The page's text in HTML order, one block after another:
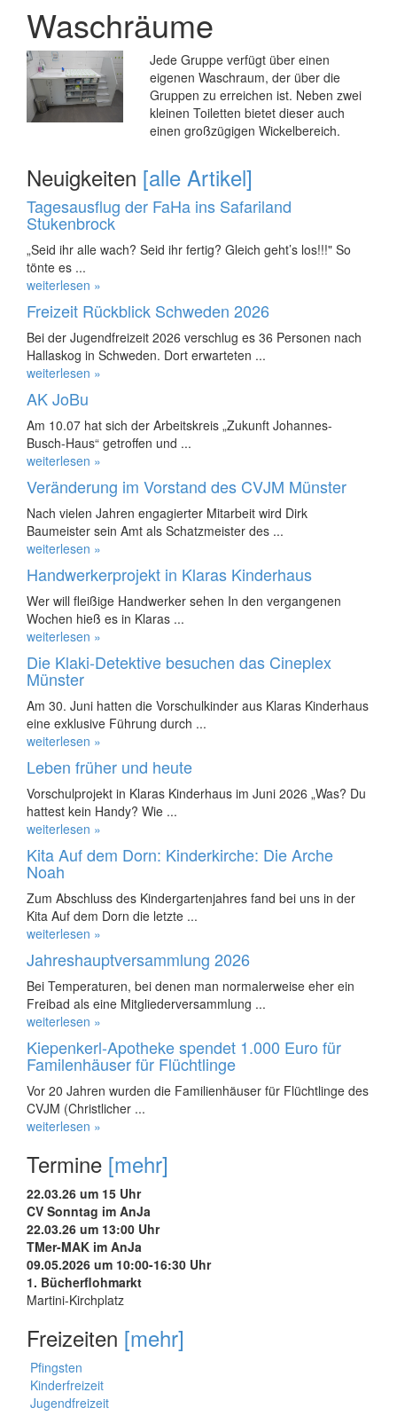
Waschräume
Jede Gruppe verfügt über einen
eigenen Waschraum, der über die
Gruppen zu erreichen ist. Neben zwei
kleinen Toiletten bietet dieser auch
einen großzügigen Wickelbereich.
Neuigkeiten [alle Artikel]
Tagesausflug der FaHa ins Safariland
Stukenbrock
„Seid ihr alle wach? Seid ihr fertig? Gleich geht’s los!!!" So
tönte es ...
weiterlesen »
Freizeit Rückblick Schweden 2026
Bei der Jugendfreizeit 2026 verschlug es 36 Personen nach
Hallaskog in Schweden. Dort erwarteten ...
weiterlesen »
AK JoBu
Am 10.07 hat sich der Arbeitskreis „Zukunft Johannes-
Busch-Haus“ getroffen und ...
weiterlesen »
Veränderung im Vorstand des CVJM Münster
Nach vielen Jahren engagierter Mitarbeit wird Dirk
Baumeister sein Amt als Schatzmeister des ...
weiterlesen »
Handwerkerprojekt in Klaras Kinderhaus
Wer will fleißige Handwerker sehen In den vergangenen
Wochen hieß es in Klaras ...
weiterlesen »
Die Klaki-Detektive besuchen das Cineplex
Münster
Am 30. Juni hatten die Vorschulkinder aus Klaras Kinderhaus
eine exklusive Führung durch ...
weiterlesen »
Leben früher und heute
Vorschulprojekt in Klaras Kinderhaus im Juni 2026 „Was? Du
hattest kein Handy? Wie ...
weiterlesen »
Kita Auf dem Dorn: Kinderkirche: Die Arche
Noah
Zum Abschluss des Kindergartenjahres fand bei uns in der
Kita Auf dem Dorn die letzte ...
weiterlesen »
Jahreshauptversammlung 2026
Bei Temperaturen, bei denen man normalerweise eher ein
Freibad als eine Mitgliederversammlung ...
weiterlesen »
Kiepenkerl-Apotheke spendet 1.000 Euro für
Familenhäuser für Flüchtlinge
Vor 20 Jahren wurden die Familienhäuser für Flüchtlinge des
CVJM (Christlicher ...
weiterlesen »
Termine [mehr]
22.03.26 um 15 Uhr
CV Sonntag im AnJa
22.03.26 um 13:00 Uhr
TMer-MAK im AnJa
09.05.2026 um 10:00-16:30 Uhr
1. Bücherflohmarkt
Martini-Kirchplatz
Freizeiten [mehr]
Pfingsten
Kinderfreizeit
Jugendfreizeit